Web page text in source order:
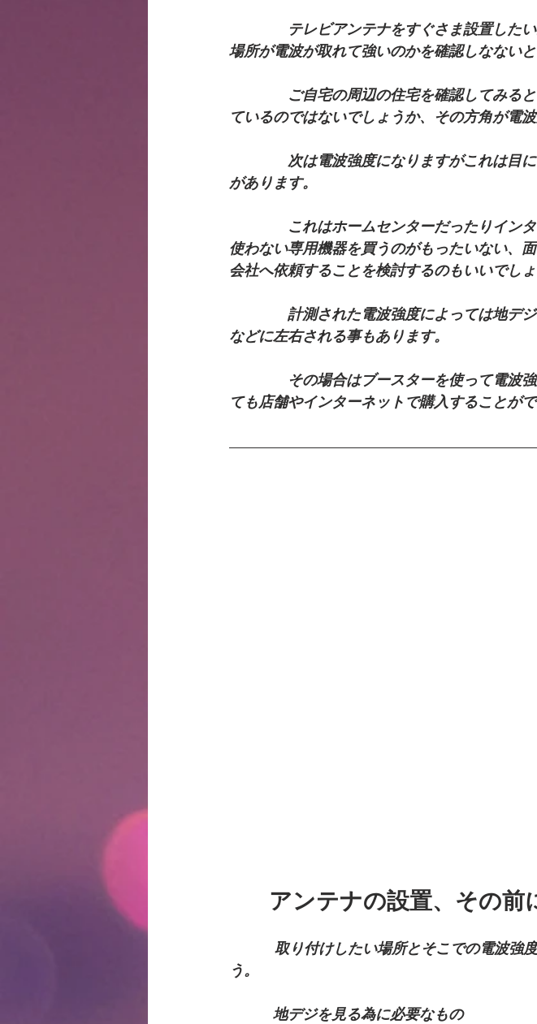
テレビアンテナをすぐさま設置したい気
場所が電波が取れて強いのかを確認しなない
ご自宅の周辺の住宅を確認してみると、
ているのではないでしょうか、その方角が電
次は電波強度になりますがこれは目には
があります。
これはホームセンターだったりインター
使わない専用機器を買うのがもったいない、
会社へ依頼することを検討するのもいいでしょ
計測された電波強度によっては地デジの
などに左右される事もあります。
その場合はブースターを使って電波強度
ても店舗やインターネットで購入することがで
アンテナの設置、その前
取り付けしたい場所とそこでの電波強
う。
地デジを見る為に必要なもの